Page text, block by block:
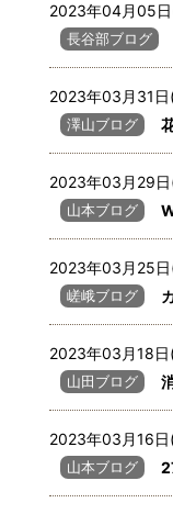
2023年04月05
長谷部ブログ
2023年03月31日
澤山ブログ
2023年03月29日
山本ブログ
2023年03月25日
嵯峨ブログ
2023年03月18日
山田ブログ
2023年03月16日
山本ブログ